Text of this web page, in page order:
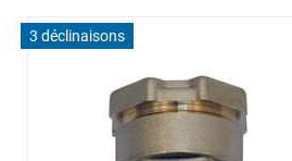
3 déclinaisons